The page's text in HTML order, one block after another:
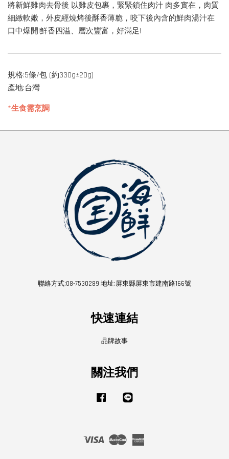
將新鮮雞肉去骨後 以雞皮包裹，緊緊鎖住肉汁 肉多實在，肉質
細緻軟嫩，外皮經燒烤後酥香薄脆，咬下後內含的鮮肉湯汁在
口中爆開!鮮香四溢、層次豐富，好滿足!
規格:5條/包 (約330g±20g)
產地:台灣
*生食需烹調
聯絡方式:08-7530289 地址:屏東縣屏東市建南路166號
快速連結
品牌故事
關注我們
Facebook
Visa Master